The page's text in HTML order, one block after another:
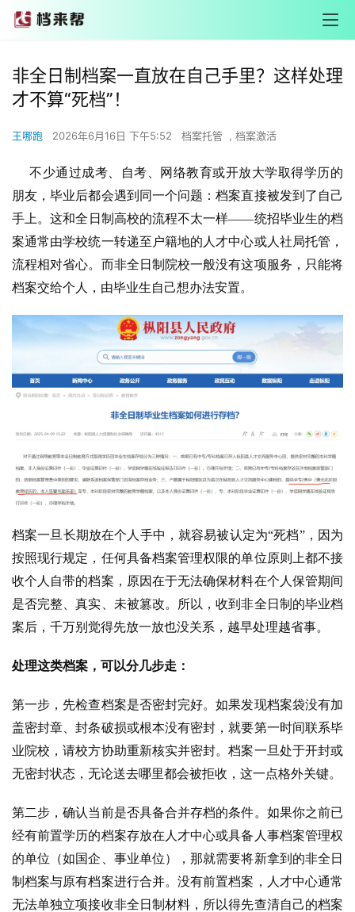
非全日制档案一直放在自己手里？这样处理
才不算“死档”！
王哪跑 2026年6月16日 下午5:52 档案托管 , 档案激活
不少通过成考、自考、网络教育或开放大学取得学历的
朋友，毕业后都会遇到同一个问题：档案直接被发到了自己
手上。这和全日制高校的流程不太一样——统招毕业生的档
案通常由学校统一转递至户籍地的人才中心或人社局托管，
流程相对省心。而非全日制院校一般没有这项服务，只能将
档案交给个人，由毕业生自己想办法安置。
档案一旦长期放在个人手中，就容易被认定为“死档”，因为
按照现行规定，任何具备档案管理权限的单位原则上都不接
收个人自带的档案，原因在于无法确保材料在个人保管期间
是否完整、真实、未被篡改。所以，收到非全日制的毕业档
案后，千万别觉得先放一放也没关系，越早处理越省事。
处理这类档案，可以分几步走：
第一步，先检查档案是否密封完好。如果发现档案袋没有加
盖密封章、封条破损或根本没有密封，就要第一时间联系毕
业院校，请校方协助重新核实并密封。档案一旦处于开封或
无密封状态，无论送去哪里都会被拒收，这一点格外关键。
第二步，确认当前是否具备合并存档的条件。如果你之前已
经有前置学历的档案存放在人才中心或具备人事档案管理权
的单位（如国企、事业单位），那就需要将新拿到的非全日
制档案与原有档案进行合并。没有前置档案，人才中心通常
无法单独立项接收非全日制材料，所以得先查清自己的档案